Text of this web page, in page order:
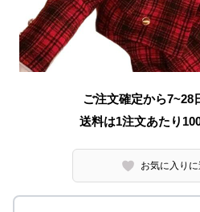
ご注文確定から7~28
送料は1注文あたり
お気に入り